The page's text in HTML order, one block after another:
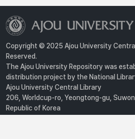
Copyright © 2025 Ajou University
Reserved.
The Ajou University Repository was
distribution project by the National
Ajou University Central Library
206, Worldcup-ro, Yeongtong-gu,
Republic of Korea